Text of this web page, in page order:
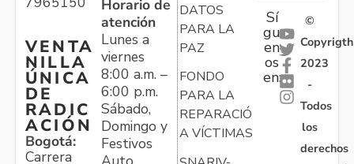
VENTA
NILLA
ÚNICA
DE
RADIC
ACIÓN
Bogotá:
Carrera
Horario de
atención
Lunes a
viernes
8:00 a.m. –
6:00 p.m.
Sábado,
Domingo y
Festivos
DATOS
PARA LA
PAZ
FONDO
PARA LA
REPARACIÓN
A VÍCTIMAS
Sí
gu
en
os
en:
©
Copyrigth
2023
-
Todos
los
derechos